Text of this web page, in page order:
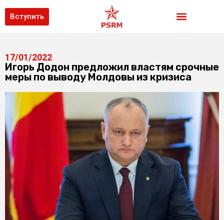
Вступить
17/01/2022
Игорь Додон предложил властям срочные
меры по выводу Молдовы из кризиса